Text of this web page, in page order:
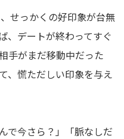
せっかくの好印象が台無
、デートが終わってすぐ
手がまだ移動中だった
、慌ただしい印象を与え
で今さら？」「脈なしだ